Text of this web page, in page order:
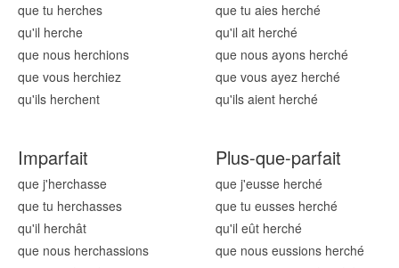
que tu herches
qu'il herche
que nous herchions
que vous herchiez
qu'ils herchent
que tu aies herché
qu'il ait herché
que nous ayons herché
que vous ayez herché
qu'ils aient herché
Imparfait
que j'herchasse
que tu herchasses
qu'il herchât
que nous herchassions
Plus-que-parfait
que j'eusse herché
que tu eusses herché
qu'il eût herché
que nous eussions herché